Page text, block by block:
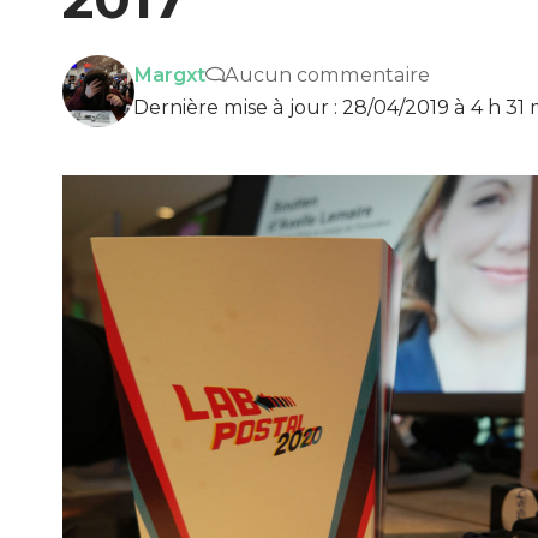
Dernière mise à jour : 28/04/2019 à 4 h 31
Margxt Aucun commentaire